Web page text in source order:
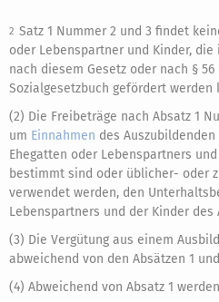
2 Satz 1 Nummer 2 und 3 findet
oder Lebenspartner und Kinder,
nach diesem Gesetz oder nach §
Sozialgesetzbuch gefördert werden
(2) Die Freibeträge nach Absatz 1
um Einnahmen des
Ehegatten oder Lebenspartners
bestimmt sind oder üblicher- oder
verwendet werden, den
Lebenspartners und der Kinder des
(3) Die Vergütung aus einem
abweichend von den Absätzen 1
(4) Abweichend von Absatz 1 werden